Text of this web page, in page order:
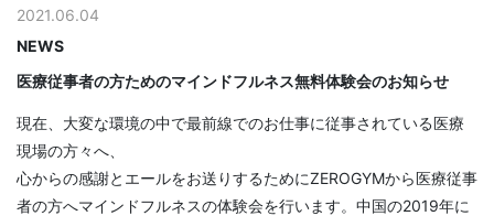
2021.06.04
NEWS
医療従事者の方ためのマインドフルネス無料体験会のお知らせ
現在、大変な環境の中で最前線でのお仕事に従事されている医療
現場の方々へ、
心からの感謝とエールをお送りするためにZEROGYMから医療従事
者の方へマインドフルネスの体験会を行います。中国の2019年に